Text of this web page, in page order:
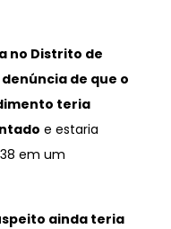
no Distrito de
de que o
teria
e estaria
em um
ainda teria